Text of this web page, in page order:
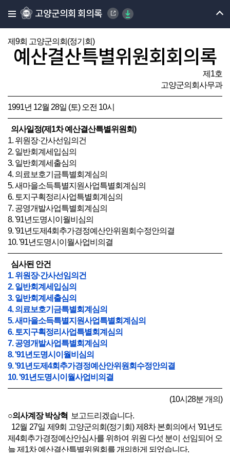
고양군의회 회의록
제9회 고양군의회(정기회)
예산결산특별위원회회의록
제1호
고양군의회사무과
1991년 12월 28일 (토) 오전 10시
의사일정(제1차 예산결산특별위원회)
1. 위원장·간사선임의건
2. 일반회계세입심의
3. 일반회계세출심의
4. 의료보호기금특별회계심의
5. 새마을소득특별지원사업특별회계심의
6. 토지구획정리사업특별회계심의
7. 공영개발사업특별회계심의
8. '91년도명시이월비심의
9. '91년도제4회추가경정예산안위원회수정안의결
10. '91년도명시이월사업비의결
심사된 안건
1. 위원장·간사선임의건
2. 일반회계세입심의
3. 일반회계세출심의
4. 의료보호기금특별회계심의
5. 새마을소득특별지원사업특별회계심의
6. 토지구획정리사업특별회계심의
7. 공영개발사업특별회계심의
8. '91년도명시이월비심의
9. '91년도제4회추가경정예산안위원회수정안의결
10. '91년도명시이월사업비의결
(10시28분 개의)
○의사계장 박상혁
보고드리겠습니다.
12월 27일 제9회 고양군의회(정기회) 제8차 본회의에서 '91년도
제4회추가경정예산안심사를 위하여 위원 다섯 분이 선임되어 오
늘 제1차 예산결산특별위원회를 개의하게 되었습니다.